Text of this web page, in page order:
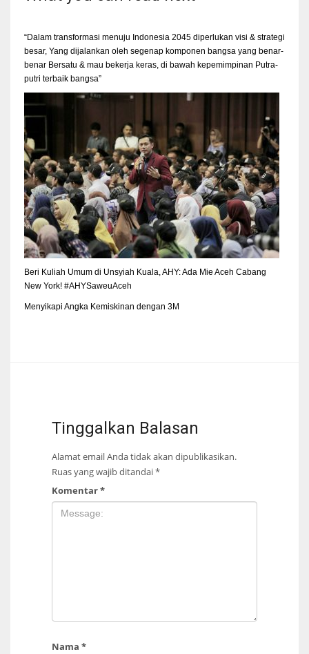
“Dalam transformasi menuju Indonesia 2045 diperlukan visi & strategi
besar, Yang dijalankan oleh segenap komponen bangsa yang benar-
benar Bersatu & mau bekerja keras, di bawah kepemimpinan Putra-
putri terbaik bangsa”
Beri Kuliah Umum di Unsyiah Kuala, AHY: Ada Mie Aceh Cabang
New York! #AHYSaweuAceh
Menyikapi Angka Kemiskinan dengan 3M
Tinggalkan Balasan
Alamat email Anda tidak akan dipublikasikan.
Ruas yang wajib ditandai*
Komentar*
Nama *